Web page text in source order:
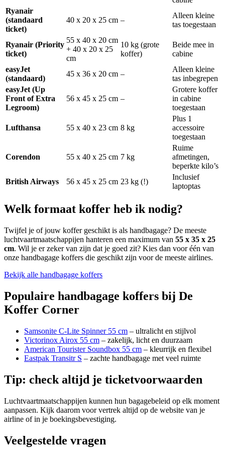
Ryanair
(standaard
ticket)
40 x 20 x 25 cm –
Alleen kleine
tas toegestaan
Ryanair (Priority
ticket)
55 x 40 x 20 cm
+ 40 x 20 x 25
cm
10 kg (grote
koffer)
Beide mee in
cabine
easyJet
(standaard)
45 x 36 x 20 cm –
Alleen kleine
tas inbegrepen
easyJet (Up
Front of Extra
Legroom)
56 x 45 x 25 cm –
Grotere koffer
in cabine
toegestaan
Lufthansa 55 x 40 x 23 cm 8 kg
Plus 1
accessoire
toegestaan
Corendon 55 x 40 x 25 cm 7 kg
Ruime
afmetingen,
beperkte kilo’s
British Airways
56 x 45 x 25 cm 23 kg (!)
Inclusief
laptoptas
Welk formaat koffer heb ik nodig?
Twijfel je of jouw koffer geschikt is als handbagage? De meeste
luchtvaartmaatschappijen hanteren een maximum van 55 x 35 x 25
cm. Wil je er zeker van zijn dat je goed zit? Kies dan voor één van
onze handbagage koffers die geschikt zijn voor de meeste airlines.
Bekijk alle handbagage koffers
Populaire handbagage koffers bij De
Koffer Corner
Samsonite C-Lite Spinner 55 cm – ultralicht en stijlvol
Victorinox Airox 55 cm – zakelijk, licht en duurzaam
American Tourister Soundbox 55 cm – kleurrijk en flexibel
Eastpak Transitr S – zachte handbagage met veel ruimte
Tip: check altijd je ticketvoorwaarden
Luchtvaartmaatschappijen kunnen hun bagagebeleid op elk moment
aanpassen. Kijk daarom voor vertrek altijd op de website van je
airline of in je boekingsbevestiging.
Veelgestelde vragen